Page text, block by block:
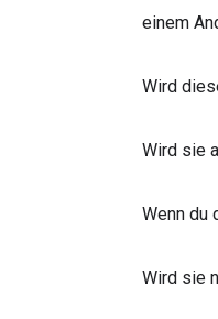
einem
Wird
Wird sie
Wenn du
Wird sie